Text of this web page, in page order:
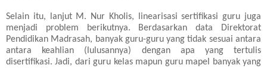
Selain itu, lanjut M. Nur Kholis, linearisasi sertifikasi guru juga
menjadi problem berikutnya. Berdasarkan data Direktorat
Pendidikan Madrasah, banyak guru-guru yang tidak sesuai antara
antara keahlian (lulusannya) dengan apa yang tertulis
disertifikasi. Jadi, dari guru kelas mapun guru mapel banyak yang